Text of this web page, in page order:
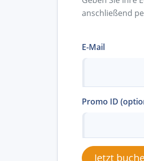
anschließend
E-Mail
Promo ID
Jetzt